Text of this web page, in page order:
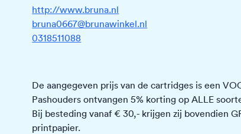
http://www.bruna.nl
bruna0667@brunawinkel.nl
0318511088
De aangegeven prijs van de cartridges is een
Pashouders ontvangen 5% korting op ALLE
Bij besteding vanaf € 30,- krijgen zij bovendien
printpapier.